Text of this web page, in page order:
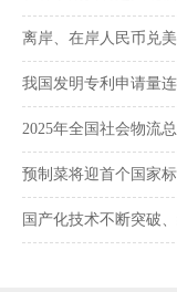
离岸、在岸人民币兑
续走强
我国发明专利申请量
2025年全国社会物流
预制菜将迎首个国家
国产化技术不断突破